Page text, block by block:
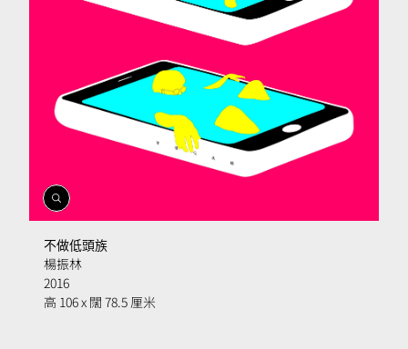
開
啟
相
簿
不做低頭族
楊振林
2016
高 106 x 闊 78.5 厘米